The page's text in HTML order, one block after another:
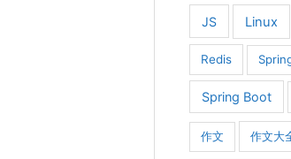
JS Linux
Redis
Spring Boot
作文 作文大